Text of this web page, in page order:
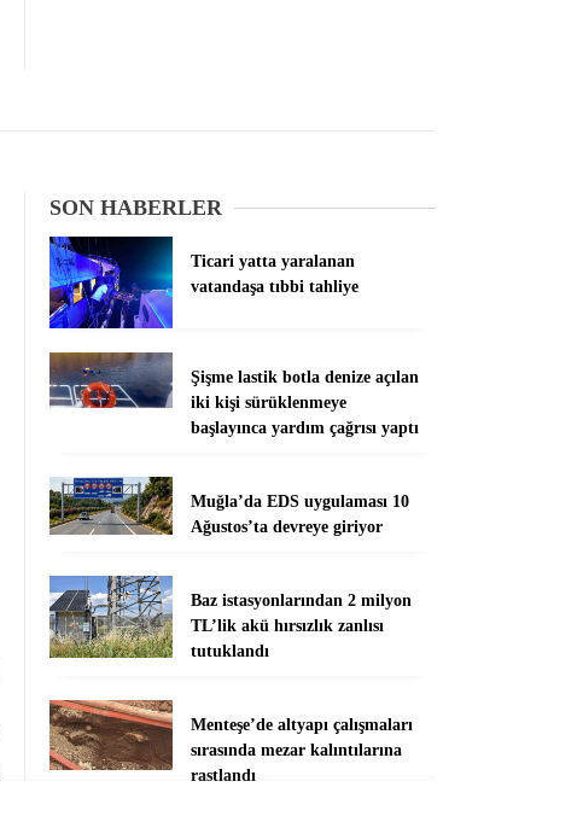
SON HABERLER
Ticari yatta yaralanan
vatandaşa tıbbi tahliye
Şişme lastik botla denize açılan
iki kişi sürüklenmeye
başlayınca yardım çağrısı yaptı
Muğla’da EDS uygulaması 10
Ağustos’ta devreye giriyor
Baz istasyonlarından 2 milyon
TL’lik akü hırsızlık zanlısı
tutuklandı
Menteşe’de altyapı çalışmaları
sırasında mezar kalıntılarına
rastlandı